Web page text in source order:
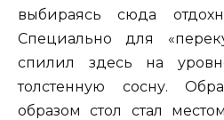
выбираясь сюда
Специально для
спилил здесь на
толстенную сосну.
образом стол стал